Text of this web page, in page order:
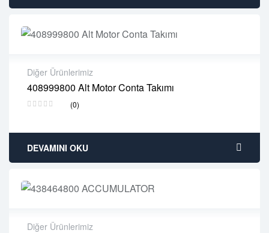
Diğer Ürünlerimiz
408999800 Alt Motor Conta Takımı
(0)
2 years warranty
Delivery time: 1-2 business days
DEVAMINI OKU
Diğer Ürünlerimiz